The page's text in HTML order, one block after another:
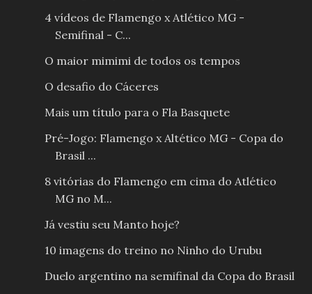
4 vídeos de Flamengo x Atlético MG -
Semifinal - C...
O maior mimimi de todos os tempos
O desafio do Cáceres
Mais um título para o Fla Basquete
Pré-Jogo: Flamengo x Altético MG - Copa do
Brasil ...
8 vitórias do Flamengo em cima do Atlético
MG no M...
Já vestiu seu Manto hoje?
10 imagens do treino no Ninho do Urubu
Duelo argentino na semifinal da Copa do Brasil